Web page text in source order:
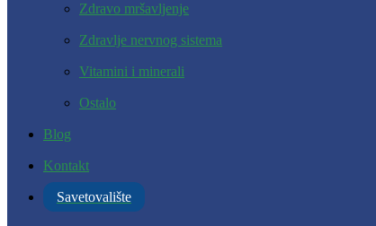
Zdravo mršavljenje
Zdravlje nervnog sistema
Vitamini i minerali
Ostalo
Blog
Kontakt
Savetovalište